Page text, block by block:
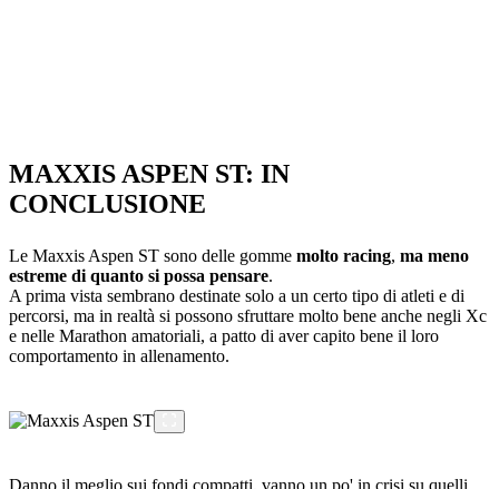
MAXXIS ASPEN ST: IN
CONCLUSIONE
Le Maxxis Aspen ST sono delle gomme molto racing, ma meno
estreme di quanto si possa pensare.
A prima vista sembrano destinate solo a un certo tipo di atleti e di
percorsi, ma in realtà si possono sfruttare molto bene anche negli Xc
e nelle Marathon amatoriali, a patto di aver capito bene il loro
comportamento in allenamento.
Danno il meglio sui fondi compatti, vanno un po' in crisi su quelli